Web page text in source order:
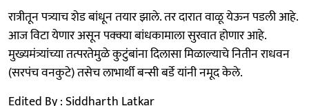
रात्रीतून पत्र्याच शेड बांधून तयार झाले. तर दारात वाळू येऊन पडली आहे.
आज विटा येणार असून पक्क्या बांधकामाला सुरवात होणार आहे.
मुख्यमंत्र्यांच्या तत्परतेमुळे कुटुंबांना दिलासा मिळाल्याचे नितीन राधवन
(सरपंच वनकुटे) तसेच लाभार्थी बन्सी बर्डे यांनी नमूद केले.